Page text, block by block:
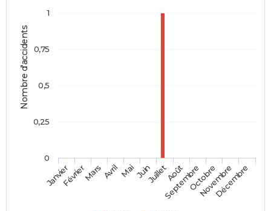
Nombre d'accidents
JanvierFévrierMars AvrilMaiJuinJuilletAoût
SeptembreOctobre
Novembre
Décembre
0
1
0,25
0,5
0,75